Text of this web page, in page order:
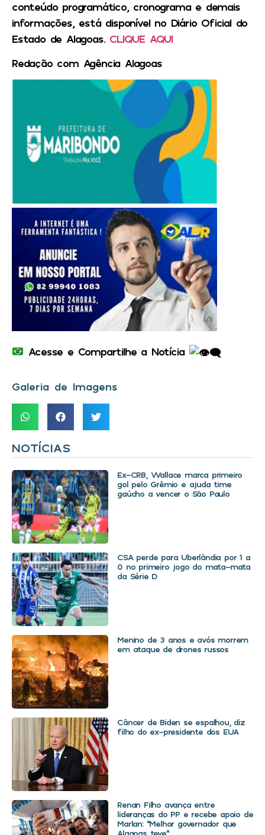
conteúdo programático, cronograma e demais
informações, está disponível no Diário Oficial do
Estado de Alagoas. CLIQUE AQUI
Redação com Agência Alagoas
Acesse e Compartilhe a Notícia
Galeria de Imagens
NOTÍCIAS
Ex-CRB, Wallace marca primeiro
gol pelo Grêmio e ajuda time
gaúcho a vencer o São Paulo
CSA perde para Uberlândia por 1 a
0 no primeiro jogo do mata-mata
da Série D
Menino de 3 anos e avós morrem
em ataque de drones russos
Câncer de Biden se espalhou, diz
filho do ex-presidente dos EUA
Renan Filho avança entre
lideranças do PP e recebe apoio de
Marlan: “Melhor governador que